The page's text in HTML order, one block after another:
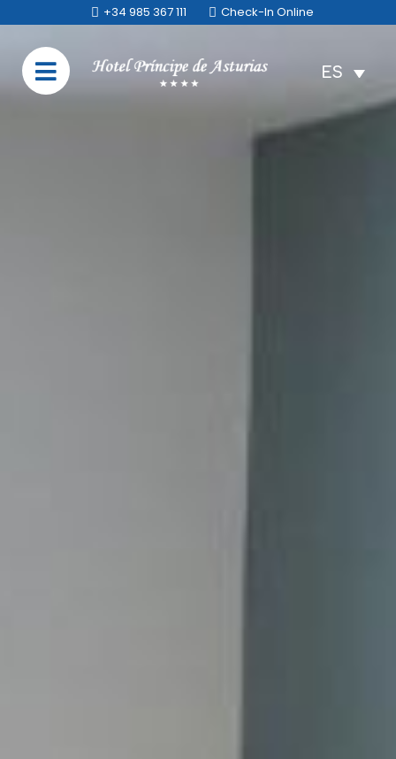
+34 985 367 111 Check-In Online
ES